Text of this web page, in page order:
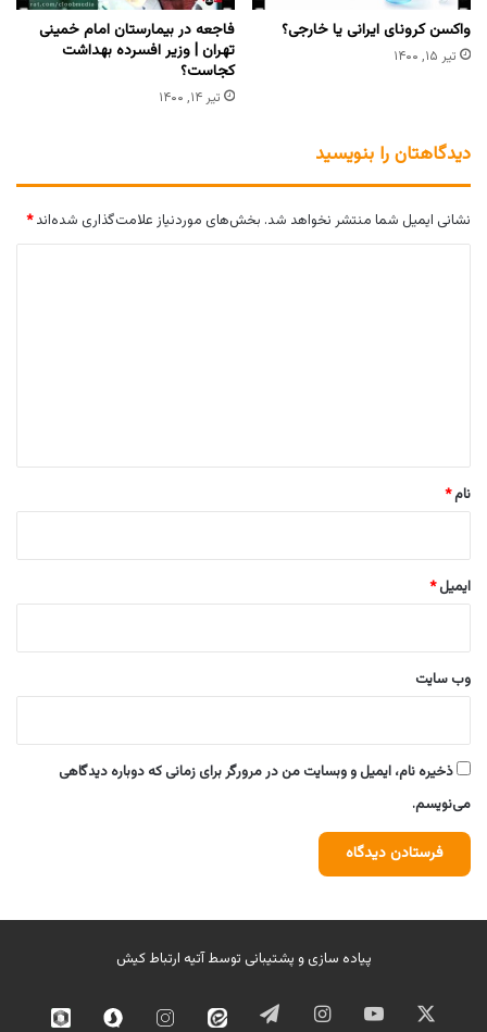
واکسن کرونای ایرانی یا خارجی؟
تیر ۱۵, ۱۴۰۰
فاجعه در بیمارستان امام خمینی
تهران | وزیر افسرده بهداشت
کجاست؟
تیر ۱۴, ۱۴۰۰
دیدگاهتان را بنویسید
نشانی ایمیل شما منتشر نخواهد شد. بخش‌های موردنیاز علامت‌گذاری شده‌اند*
نام*
ایمیل*
وب‌ سایت
ذخیره نام، ایمیل و وبسایت من در مرورگر برای زمانی که دوباره دیدگاهی
می‌نویسم.
پیاده سازی و پشتیبانی توسطآتیه ارتباط کیش
ایکس یوتیوب اینستاگرامتلگرام ایتا اینستاگرامسروش